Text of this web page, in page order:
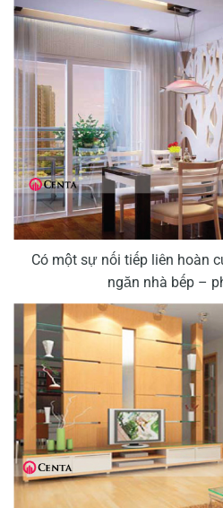
Có một sự nối tiếp liên hoàn
ngăn nhà bếp –